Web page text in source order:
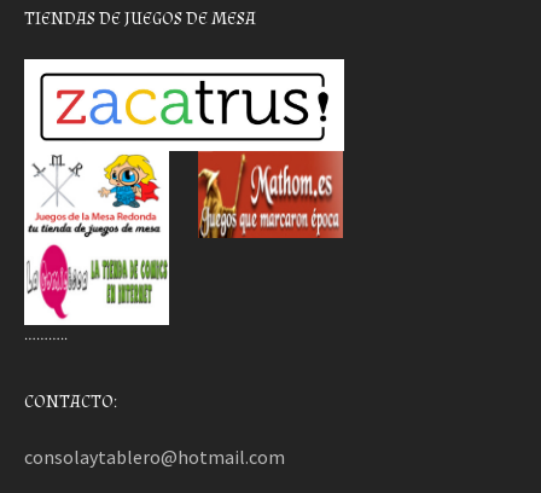
TIENDAS DE JUEGOS DE MESA
………..
CONTACTO:
consolaytablero@hotmail.com